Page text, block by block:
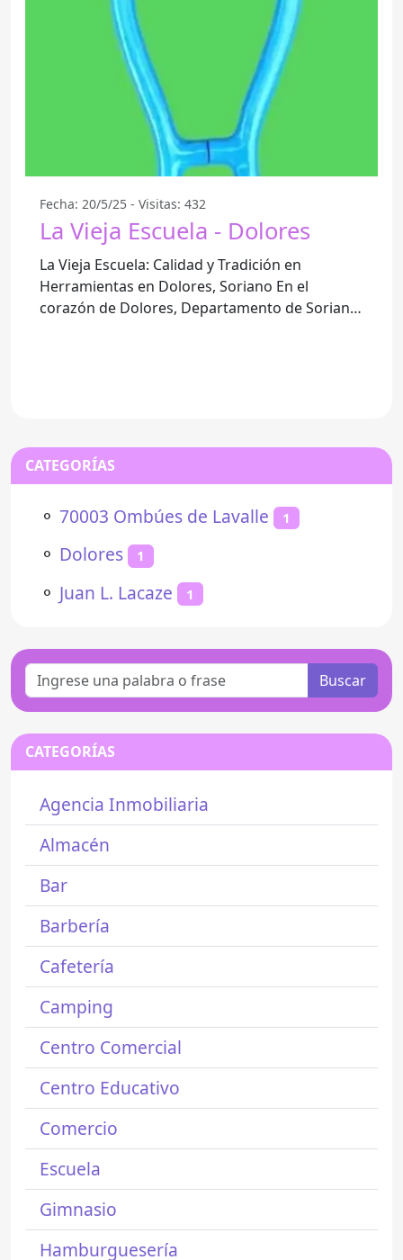
Fecha: 20/5/25 - Visitas: 432
La Vieja Escuela - Dolores
La Vieja Escuela: Calidad y Tradición en
Herramientas en Dolores, Soriano En el
corazón de Dolores, Departamento de Soriano,
CATEGORÍAS
⚬ 70003 Ombúes de Lavalle 1
⚬ Dolores 1
⚬ Juan L. Lacaze 1
Buscar
CATEGORÍAS
Agencia Inmobiliaria
Almacén
Bar
Barbería
Cafetería
Camping
Centro Comercial
Centro Educativo
Comercio
Escuela
Gimnasio
Hamburguesería